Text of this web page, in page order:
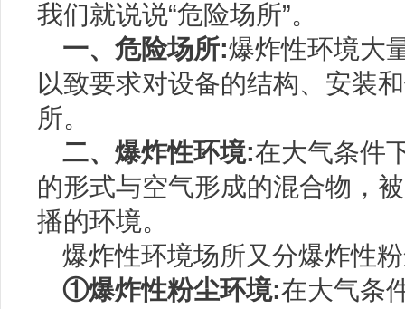
我们就说说“危险场所”。
一、危险场所:爆炸性环境大
以致要求对设备的结构、安装
所。
二、爆炸性环境:在大气条件
的形式与空气形成的混合物，
播的环境。
爆炸性环境场所又分爆炸性
①爆炸性粉尘环境:在大气条